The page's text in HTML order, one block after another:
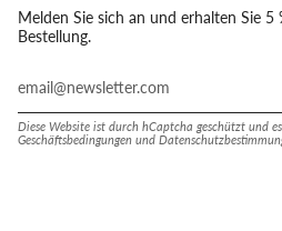
Melden Sie sich an und erhalten Sie
Bestellung.
Diese Website ist durch hCaptcha geschützt und
Geschäftsbedingungen und